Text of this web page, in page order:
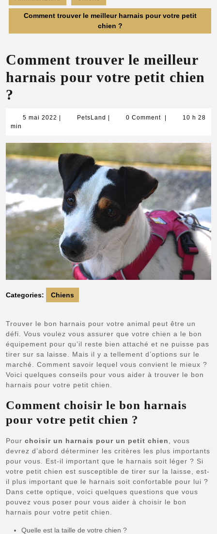
Comment trouver le meilleur harnais pour votre petit
chien ?
Comment trouver le meilleur
harnais pour votre petit chien
?
5 mai 2022 5
PetsLand PetsLand0 Comment
10 h 28
min
Categories: Chiens
Trouver le bon harnais pour votre animal peut être un
défi. Vous voulez vous assurer que votre chien a le bon
équipement pour qu’il reste bien attaché et ne puisse pas
tirer sur sa laisse. Mais il y a tellement d’options sur le
marché. Comment savoir lequel vous convient le mieux ?
Voici quelques conseils pour vous aider à trouver le bon
harnais pour votre petit chien.
Comment choisir le bon harnais
pour votre petit chien ?
Pour choisir un harnais pour un petit chien, vous
devrez d’abord déterminer les critères les plus importants
pour vous. Est-il important que le harnais soit léger ? Si
votre petit chien est susceptible de tirer sur la laisse, est-
il plus important que le harnais soit confortable pour lui ?
Dans cette optique, voici quelques questions que vous
pouvez vous poser pour vous aider à choisir le bon
harnais pour votre petit chien.
Quelle est la taille de votre chien ?